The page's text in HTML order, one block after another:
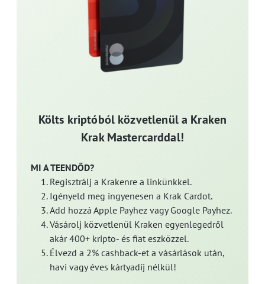
Költs kriptóból közvetlenül a Kraken
Krak Mastercarddal!
MI A TEENDŐD?
Regisztrálj a Krakenre a linkünkkel.
Igényeld meg ingyenesen a Krak Cardot.
Add hozzá Apple Payhez vagy Google Payhez.
Vásárolj közvetlenül Kraken egyenlegedről
akár 400+ kripto- és fiat eszközzel.
Élvezd a 2% cashback-et a vásárlások után,
havi vagy éves kártyadíj nélkül!